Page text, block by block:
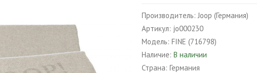
Производитель: Joop (Германия)
Артикул: jo000230
Модель: FINE (716798)
Наличие: В наличии
Страна: Германия